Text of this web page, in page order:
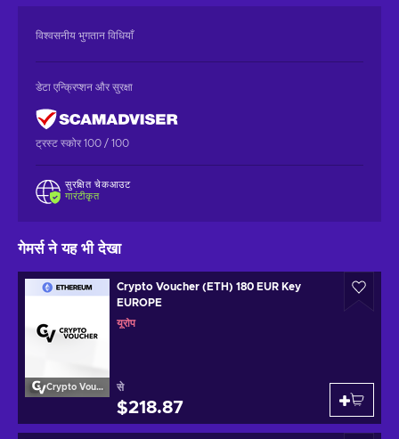
विश्वसनीय भुगतान विधियाँ
डेटा एन्क्रिप्शन और सुरक्षा
ट्रस्ट स्कोर 100 / 100
सुरक्षित चेकआउट
गारंटीकृत
गेमर्स ने यह भी देखा
Crypto Voucher
Crypto Voucher (ETH) 180 EUR Key
EUROPE
यूरोप
से
$218.87